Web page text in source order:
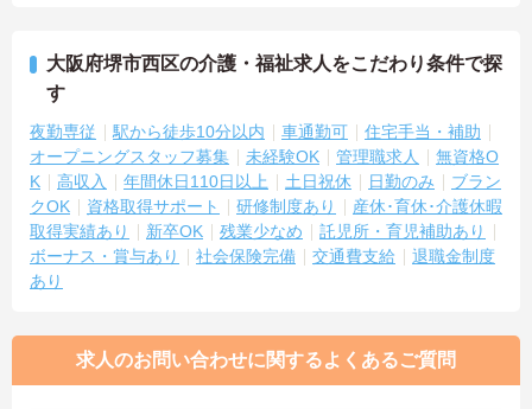
大阪府堺市西区の介護・福祉求人をこだわり条件で探
す
夜勤専従 駅から徒歩10分以内 車通勤可
住宅手当・補助
オープニングスタッフ募集
未経験OK 管理職求人
無資格O
K
高収入 年間休日110日以上 土日祝休 日勤のみ
ブラン
クOK
資格取得サポート 研修制度あり
産休･育休･介護休暇
取得実績あり
新卒OK 残業少なめ
託児所・育児補助あり
ボーナス・賞与あり
社会保険完備 交通費支給
退職金制度
あり
求人のお問い合わせに関するよくあるご質問